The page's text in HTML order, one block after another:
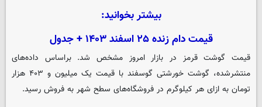
بیشتر بخوانید:
قیمت دام زنده ۲۵ اسفند ۱۴۰۳ + جدول
قیمت گوشت قرمز در بازار امروز مشخص شد. براساس داده‌های
منتشرشده، گوشت خورشتی گوسفند با قیمت یک میلیون و ۴۰۳ هزار
تومان به ازای هر کیلوگرم در فروشگاه‌های سطح شهر به فروش رسید.